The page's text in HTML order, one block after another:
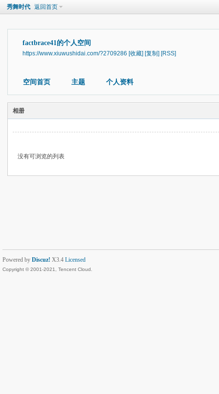
秀舞时代 返回首页
factbrace41的个人空间
https://www.xiuwushidai.com/?2709286 [收藏] [复制] [RSS]
空间首页 主题 个人资料
相册
没有可浏览的列表
Powered by Discuz! X3.4 Licensed
Copyright © 2001-2021, Tencent Cloud.